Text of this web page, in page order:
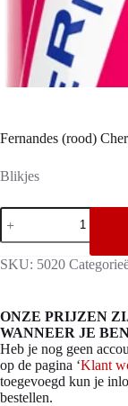
Fernandes (rood)
Blikjes
Fernandes
(rood)
Cherry
bouquet
SKU: 5020
ONZE PRIJZEN
WANNEER JE
Heb je nog geen
op de pagina ‘Klant
toegevoegd kun je
bestellen.